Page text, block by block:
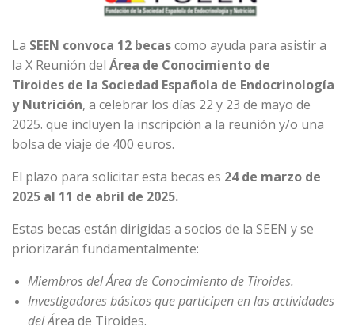
La SEEN convoca 12 becascomo ayuda para asistir a
la X Reunión del Área de Conocimiento de
Tiroides de la Sociedad Española de Endocrinología
y Nutrición, a celebrar los días 22 y 23 de mayo de
2025. que incluyen la inscripción a la reunión y/o una
bolsa de viaje de 400 euros.
El plazo para solicitar esta becas es 24 de marzo de
2025 al 11 de abril de 2025.
Estas becas están dirigidas a socios de la SEEN y se
priorizarán fundamentalmente:
Miembros del Área de Conocimiento de Tiroides.
Investigadores básicos que participen en las actividades
del Área de Tiroides.